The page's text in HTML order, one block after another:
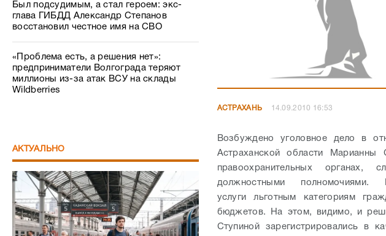
Был подсудимым, а стал героем: экс-
глава ГИБДД Александр Степанов
восстановил честное имя на СВО
«Проблема есть, а решения нет»:
предприниматели Волгограда теряют
миллионы из-за атак ВСУ на склады
Wildberries
АКТУАЛЬНО
АСТРАХАНЬ 14.09.2010 16:53
Возбуждено уголовное дело в
Астраханской области
правоохранительных органах,
должностными полномочиями.
услуги льготным категориям
бюджетов. На этом, видимо, и
Ступиной зарегистрировались в